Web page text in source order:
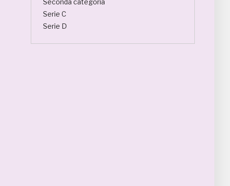
Seconda categoria
Serie C
Serie D